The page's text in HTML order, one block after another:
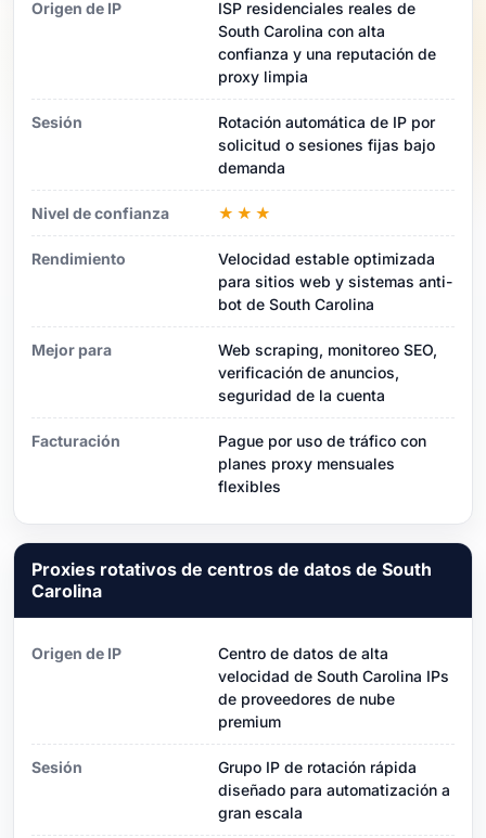
Origen de IP
ISP residenciales reales de
South Carolina con alta
confianza y una reputación de
proxy limpia
Sesión
Rotación automática de IP por
solicitud o sesiones fijas bajo
demanda
Nivel de confianza ★★★
Rendimiento
Velocidad estable optimizada
para sitios web y sistemas anti-
bot de South Carolina
Mejor para
Web scraping, monitoreo SEO,
verificación de anuncios,
seguridad de la cuenta
Facturación
Pague por uso de tráfico con
planes proxy mensuales
flexibles
Proxies rotativos de centros de datos de South
Carolina
Origen de IP
Centro de datos de alta
velocidad de South Carolina IPs
de proveedores de nube
premium
Sesión
Grupo IP de rotación rápida
diseñado para automatización a
gran escala